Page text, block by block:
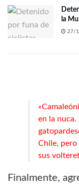
la
27/
en la nuca.
Chile, pero
sus
Finalmente,